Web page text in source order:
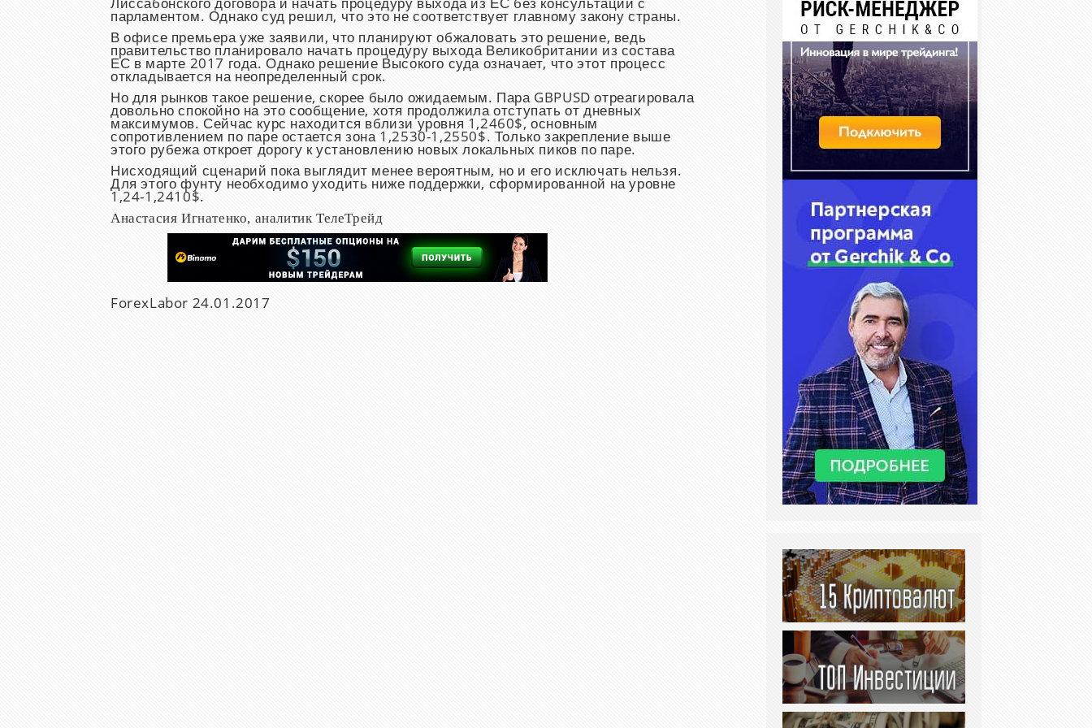
Лиссабонского договора и начать процедуру выхода из ЕС без консультаций с
парламентом. Однако суд решил, что это не соответствует главному закону страны.
В офисе премьера уже заявили, что планируют обжаловать это решение, ведь
правительство планировало начать процедуру выхода Великобритании из состава
ЕС в марте 2017 года. Однако решение Высокого суда означает, что этот процесс
откладывается на неопределенный срок.
Но для рынков такое решение, скорее было ожидаемым. Пара GBPUSD отреагировала
довольно спокойно на это сообщение, хотя продолжила отступать от дневных
максимумов. Сейчас курс находится вблизи уровня 1,2460$, основным
сопротивлением по паре остается зона 1,2530-1,2550$. Только закрепление выше
этого рубежа откроет дорогу к установлению новых локальных пиков по паре.
Нисходящий сценарий пока выглядит менее вероятным, но и его исключать нельзя.
Для этого фунту необходимо уходить ниже поддержки, сформированной на уровне
1,24-1,2410$.
Анастасия Игнатенко, аналитик ТелеТрейд
ForexLabor 24.01.2017